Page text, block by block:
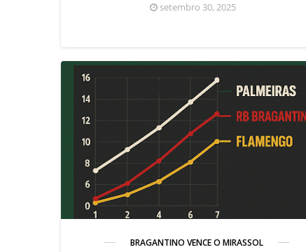
setembro 30, 2025
BRAGANTINO VENCE O MIRASSOL